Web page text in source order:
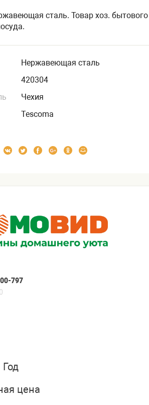
сталь. Товар хоз. бытового
Нержавеющая сталь
420304
Чехия
Tescoma
797
цена